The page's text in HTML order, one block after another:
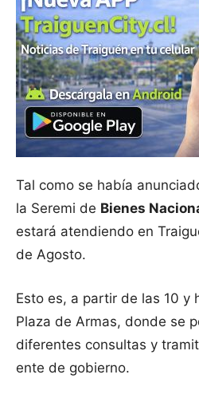
Tal como se había
la Seremi de Bienes
estará atendiendo en
de Agosto.
Esto es, a partir de las 10 y
Plaza de Armas, donde se
diferentes consultas y
ente de gobierno.